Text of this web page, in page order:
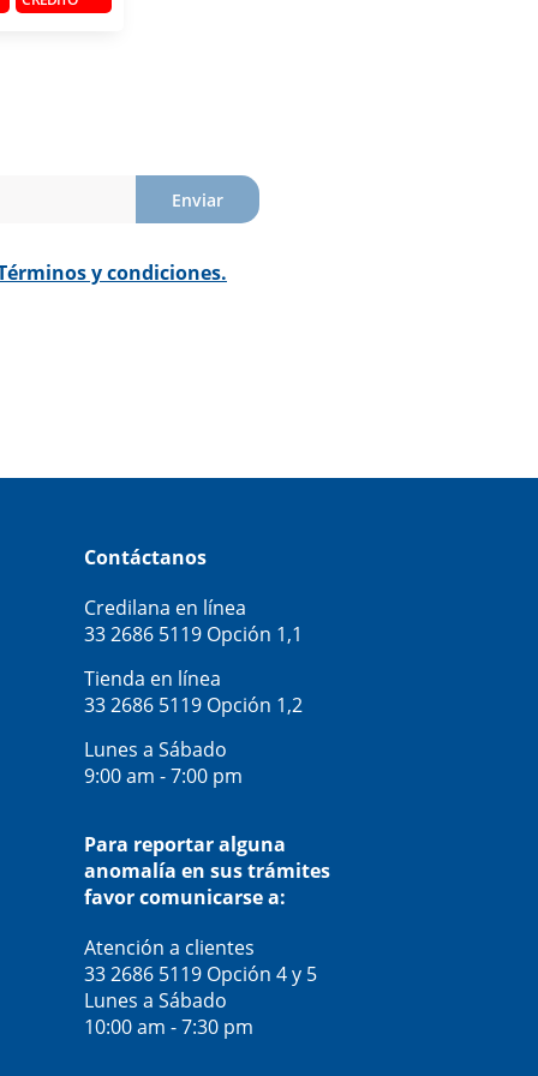
Enviar
y condiciones.
Contáctanos
Credilana en línea
33 2686 5119 Opción 1,1
Tienda en línea
33 2686 5119 Opción 1,2
Lunes a Sábado
9:00 am - 7:00 pm
Para reportar alguna
anomalía en sus trámites
favor comunicarse a:
Atención a clientes
33 2686 5119 Opción 4 y 5
Lunes a Sábado
10:00 am - 7:30 pm